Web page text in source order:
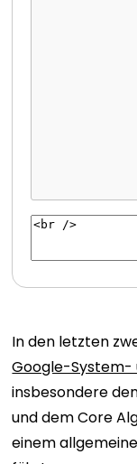
In den letzten
Google-System-
insbesondere
und dem Core
einem